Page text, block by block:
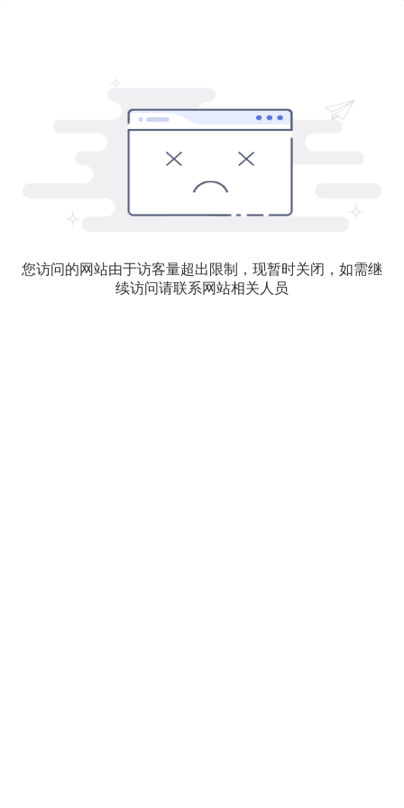
您访问的网站由于访客量超出限制，现暂时关闭，如需继
续访问请联系网站相关人员